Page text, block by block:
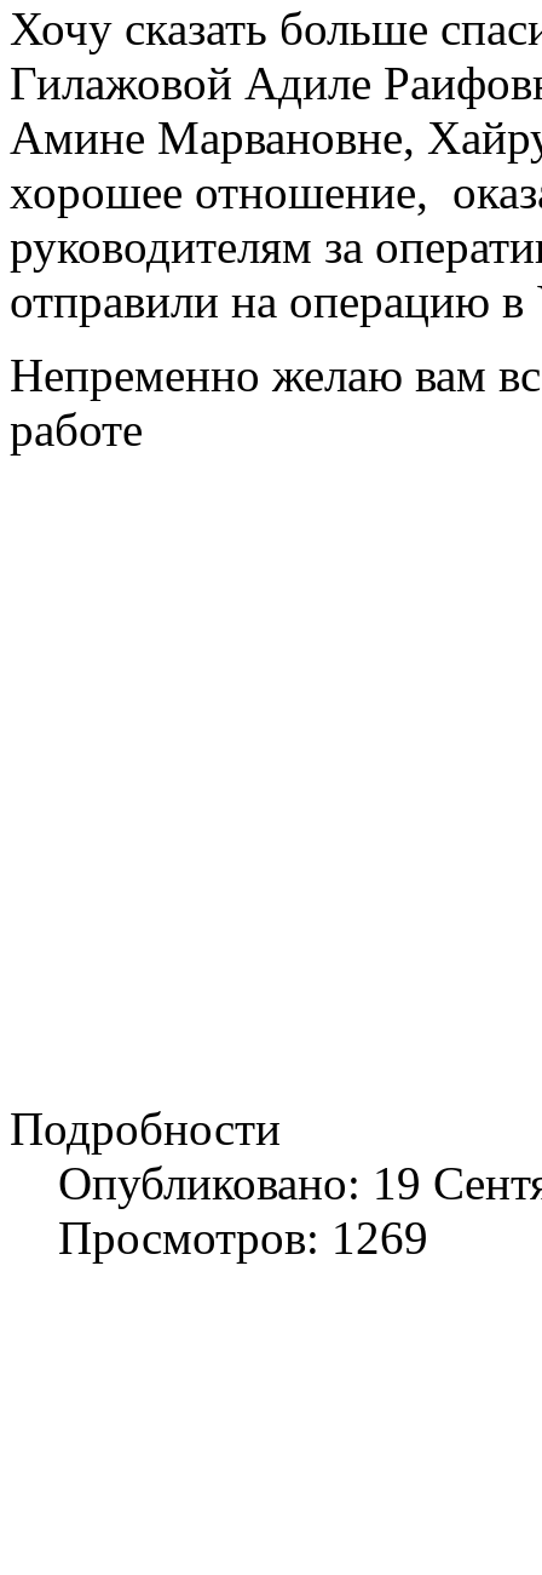
Хочу сказать больше
Гилажовой Адиле
Амине Марвановне,
хорошее отношение,
руководителям за
отправили на операцию
Непременно желаю вам
работе
Подробности
Опубликовано: 19
Просмотров: 1269